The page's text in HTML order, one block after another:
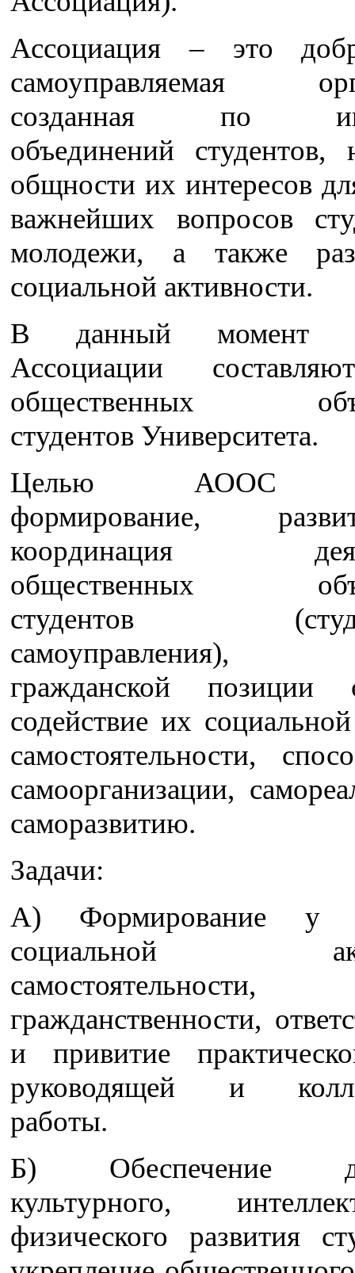
Ассоциация – это
самоуправляемая
созданная по
объединений студентов,
общности их интересов
важнейших вопросов
молодежи, а также
социальной активности.
В данный момент
Ассоциации
общественных
студентов Университета.
Целью АООС
формирование,
координация
общественных
студентов
самоуправления),
гражданской позиции
содействие их
самостоятельности,
самоорганизации,
саморазвитию.
Задачи:
А) Формирование у
социальной
самостоятельности,
гражданственности,
и привитие
руководящей и
работы.
Б) Обеспечение
культурного,
физического развития